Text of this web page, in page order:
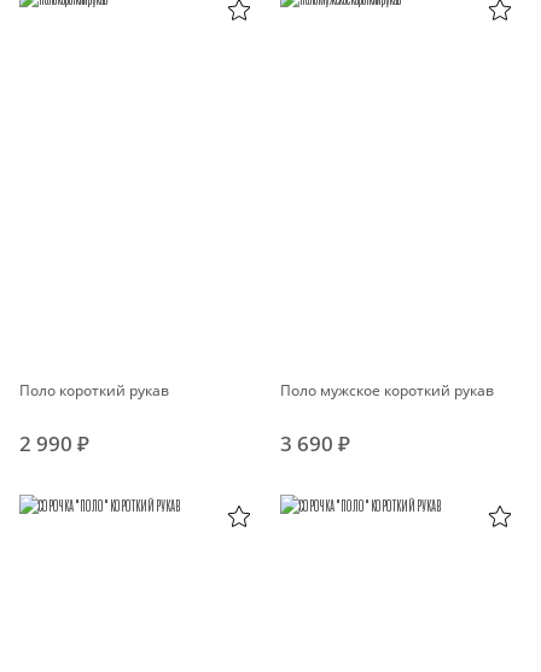
Поло короткий рукав
2 990 ₽
Поло мужское короткий рукав
3 690 ₽